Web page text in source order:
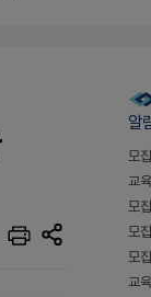
알
모집
교육
모집
모집
모집
교육